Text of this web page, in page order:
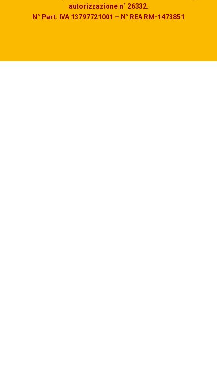
autorizzazione n° 26332.
N° Part. IVA 13797721001 – N° REA RM-1473851